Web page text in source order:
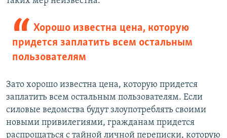
Хорошо известна цена, которую
придется заплатить всем остальным
пользователям
Зато хорошо известна цена, которую придется
заплатить всем остальным пользователям. Если
силовые ведомства будут злоупотреблять своими
новыми привилегиями, гражданам придется
распрощаться с тайной личной переписки, которую